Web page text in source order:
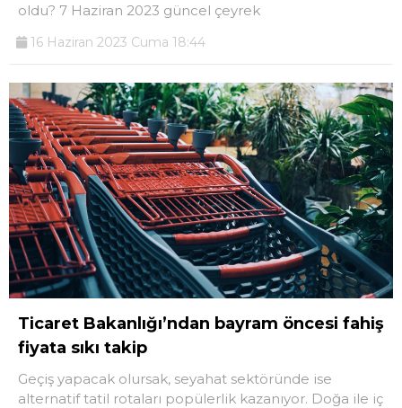
oldu? 7 Haziran 2023 güncel çeyrek
16 Haziran 2023 Cuma 18:44
Ticaret Bakanlığı’ndan bayram öncesi fahiş
fiyata sıkı takip
Geçiş yapacak olursak, seyahat sektöründe ise
alternatif tatil rotaları popülerlik kazanıyor. Doğa ile iç